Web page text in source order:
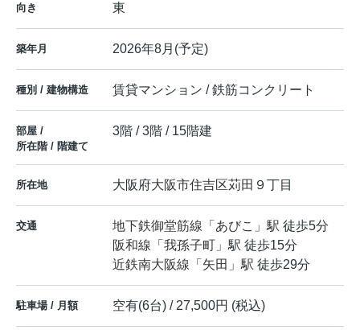
向き 東
築年月 2026年8月(予定)
種別 / 建物構造 賃貸マンション / 鉄筋コンクリート
部屋 /
所在階 / 階建て
3階 / 3階 / 15階建
所在地 大阪府大阪市住吉区苅田 ９丁目
交通 地下鉄御堂筋線 「 あびこ 」駅 徒歩5分
阪和線 「 我孫子町 」駅 徒歩15分
近鉄南大阪線 「 矢田 」駅 徒歩29分
駐車場 / 月額 空有(6台) / 27,500円 (税込)